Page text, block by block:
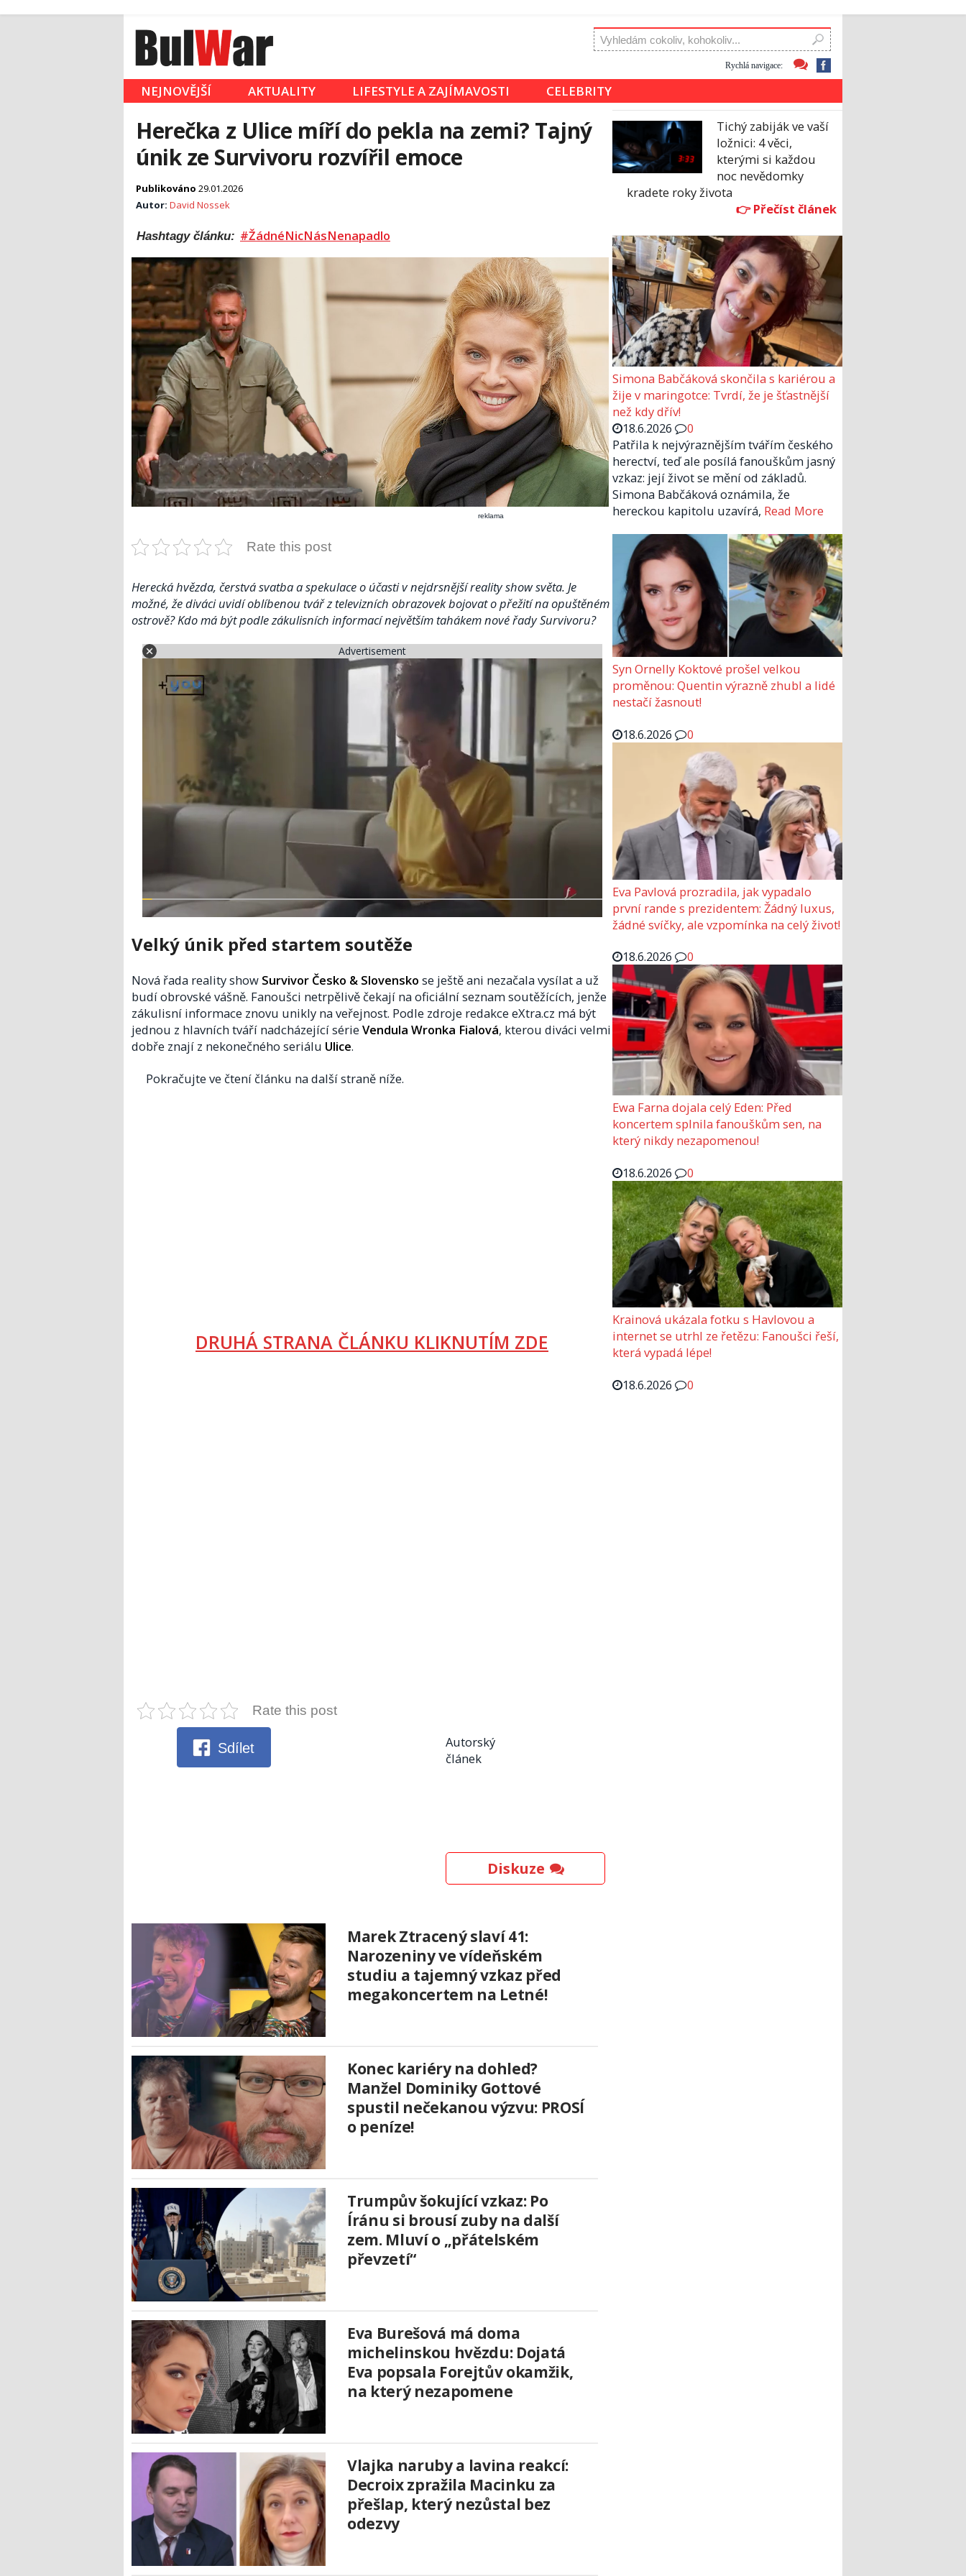
Rychlá navigace:
NEJNOVĚJŠÍ AKTUALITY LIFESTYLE A ZAJÍMAVOSTI CELEBRITY
Herečka z Ulice míří do pekla na zemi? Tajný
únik ze Survivoru rozvířil emoce
Publikováno 29.01.2026
Autor: David Nossek
Hashtagy článku: #ŽádnéNicNásNenapadlo
reklama
Rate this post
Herecká hvězda, čerstvá svatba a spekulace o účasti v nejdrsnější reality show světa. Je
možné, že diváci uvidí oblíbenou tvář z televizních obrazovek bojovat o přežití na opuštěném
ostrově? Kdo má být podle zákulisních informací největším tahákem nové řady Survivoru?
Advertisement
Velký únik před startem soutěže
Nová řada reality show Survivor Česko & Slovensko se ještě ani nezačala vysílat a už
budí obrovské vášně. Fanoušci netrpělivě čekají na oficiální seznam soutěžících, jenže
zákulisní informace znovu unikly na veřejnost. Podle zdroje redakce eXtra.cz má být
jednou z hlavních tváří nadcházející série Vendula Wronka Fialová, kterou diváci velmi
dobře znají z nekonečného seriálu Ulice.
Pokračujte ve čtení článku na další straně níže.
DRUHÁ STRANA ČLÁNKU KLIKNUTÍM ZDE
Rate this post
Sdílet
Autorský
článek
Diskuze
Marek Ztracený slaví 41:
Narozeniny ve vídeňském
studiu a tajemný vzkaz před
megakoncertem na Letné!
Konec kariéry na dohled?
Manžel Dominiky Gottové
spustil nečekanou výzvu: PROSÍ
o peníze!
Trumpův šokující vzkaz: Po
Íránu si brousí zuby na další
zem. Mluví o „přátelském
převzetí“
Eva Burešová má doma
michelinskou hvězdu: Dojatá
Eva popsala Forejtův okamžik,
na který nezapomene
Vlajka naruby a lavina reakcí:
Decroix zpražila Macinku za
přešlap, který nezůstal bez
odezvy
Tichý zabiják ve vaší
ložnici: 4 věci,
kterými si každou
noc nevědomky
kradete roky života
Simona Babčáková skončila s kariérou a
žije v maringotce: Tvrdí, že je šťastnější
než kdy dřív!
18.6.2026
0
Patřila k nejvýraznějším tvářím českého
herectví, teď ale posílá fanouškům jasný
vzkaz: její život se mění od základů.
Simona Babčáková oznámila, že
hereckou kapitolu uzavírá, Read More
Syn Ornelly Koktové prošel velkou
proměnou: Quentin výrazně zhubl a lidé
nestačí žasnout!
18.6.2026
0
Eva Pavlová prozradila, jak vypadalo
první rande s prezidentem: Žádný luxus,
žádné svíčky, ale vzpomínka na celý život!
18.6.2026
0
Ewa Farna dojala celý Eden: Před
koncertem splnila fanouškům sen, na
který nikdy nezapomenou!
18.6.2026
0
Krainová ukázala fotku s Havlovou a
internet se utrhl ze řetězu: Fanoušci řeší,
která vypadá lépe!
18.6.2026
0